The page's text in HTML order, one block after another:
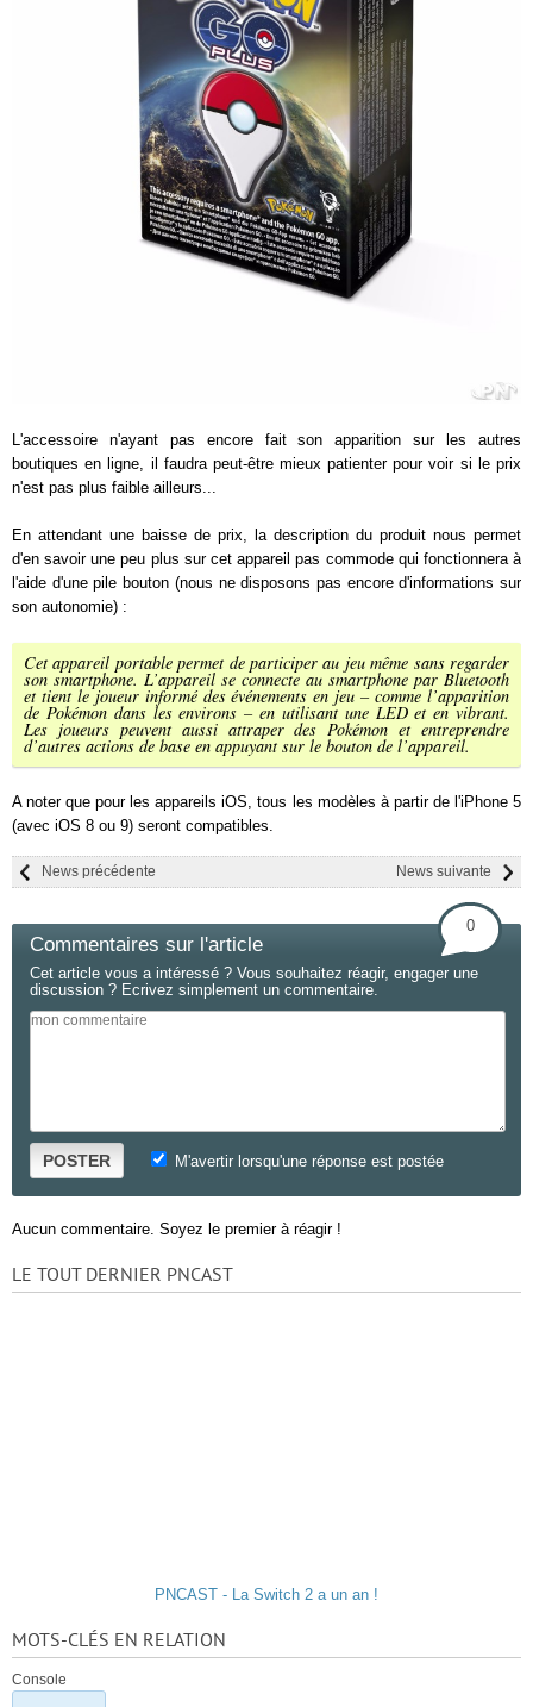
L'accessoire n'ayant pas encore fait son apparition sur les autres
boutiques en ligne, il faudra peut-être mieux patienter pour voir si le prix
n'est pas plus faible ailleurs...
En attendant une baisse de prix, la description du produit nous permet
d'en savoir une peu plus sur cet appareil pas commode qui fonctionnera à
l'aide d'une pile bouton (nous ne disposons pas encore d'informations sur
son autonomie) :
Cet appareil portable permet de participer au jeu même sans regarder
son smartphone. L’appareil se connecte au smartphone par Bluetooth
et tient le joueur informé des événements en jeu – comme l’apparition
de Pokémon dans les environs – en utilisant une LED et en vibrant.
Les joueurs peuvent aussi attraper des Pokémon et entreprendre
d’autres actions de base en appuyant sur le bouton de l’appareil.
A noter que pour les appareils iOS, tous les modèles à partir de l'iPhone 5
(avec iOS 8 ou 9) seront compatibles.
News suivante
News précédente
Commentaires sur l'article
0
Cet article vous a intéressé ? Vous souhaitez réagir, engager une
discussion ? Ecrivez simplement un commentaire.
POSTER M'avertir lorsqu'une réponse est postée
Aucun commentaire. Soyez le premier à réagir !
LE TOUT DERNIER PNCAST
PNCAST - La Switch 2 a un an !
MOTS-CLÉS EN RELATION
Console